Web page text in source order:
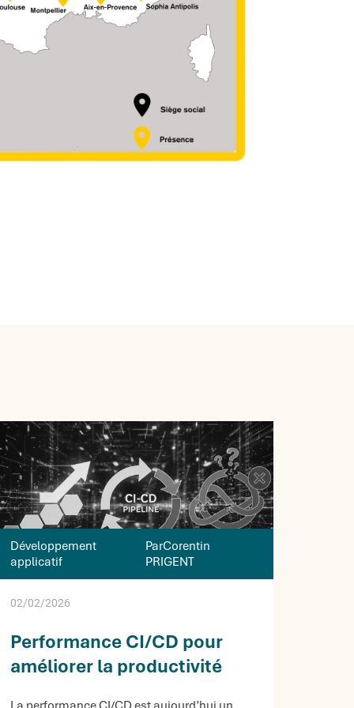
Développement
applicatif
ParCorentin
PRIGENT
02/02/2026
Performance CI/CD pour
améliorer la productivité